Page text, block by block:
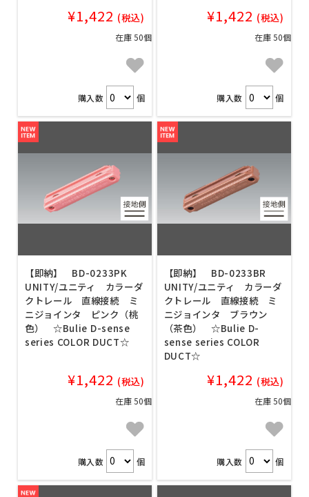
¥1,422 (税込)
在庫 50個
購入数 個
¥1,422 (税込)
在庫 50個
購入数 個
【即納】 BD-0233PK
UNITY/ユニティ カラーダ
クトレール 直線接続 ミ
ニジョインタ ピンク（桃
色） ☆Bulie D-sense
series COLOR DUCT☆
¥1,422 (税込)
在庫 50個
購入数 個
【即納】 BD-0233BR
UNITY/ユニティ カラーダ
クトレール 直線接続 ミ
ニジョインタ ブラウン
（茶色） ☆Bulie D-
sense series COLOR
DUCT☆
¥1,422 (税込)
在庫 50個
購入数 個